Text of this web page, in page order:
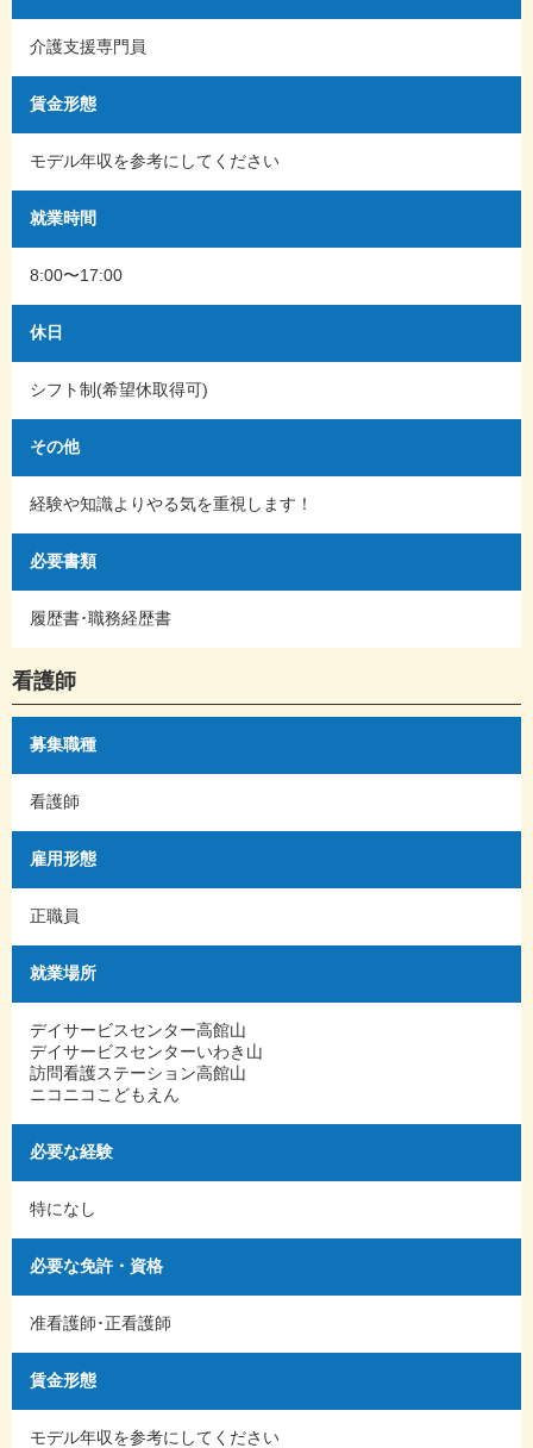
介護支援専門員
賃金形態
モデル年収を参考にしてください
就業時間
8:00〜17:00
休日
シフト制(希望休取得可)
その他
経験や知識よりやる気を重視します！
必要書類
履歴書･職務経歴書
看護師
募集職種
看護師
雇用形態
正職員
就業場所
デイサービスセンター高館山
デイサービスセンターいわき山
訪問看護ステーション高館山
ニコニコこどもえん
必要な経験
特になし
必要な免許・資格
准看護師･正看護師
賃金形態
モデル年収を参考にしてください